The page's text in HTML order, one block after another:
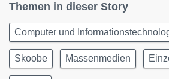
Themen in dieser Story
Computer und
Skoobe Massenmedien